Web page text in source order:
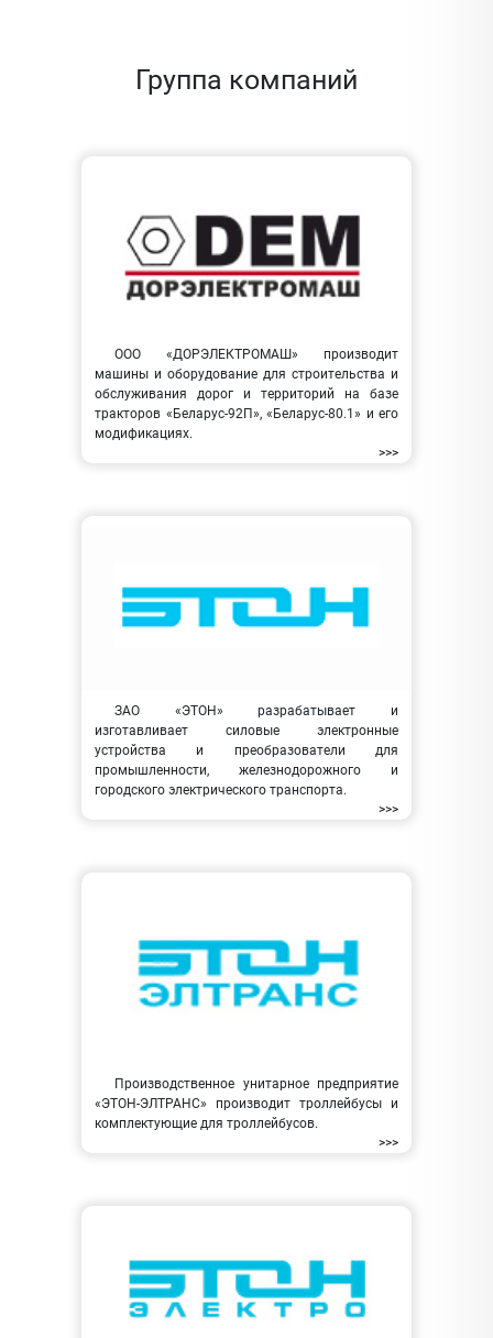
Группа компаний
ООО «ДОРЭЛЕКТРОМАШ» производит
машины и оборудование для строительства и
обслуживания дорог и территорий на базе
тракторов «Беларус-92П», «Беларус-80.1» и его
модификациях.
>>>
ЗАО «ЭТОН» разрабатывает и
изготавливает силовые электронные
устройства и преобразователи для
промышленности, железнодорожного и
городского электрического транспорта.
>>>
Производственное унитарное предприятие
«ЭТОН-ЭЛТРАНС» производит троллейбусы и
комплектующие для троллейбусов.
>>>